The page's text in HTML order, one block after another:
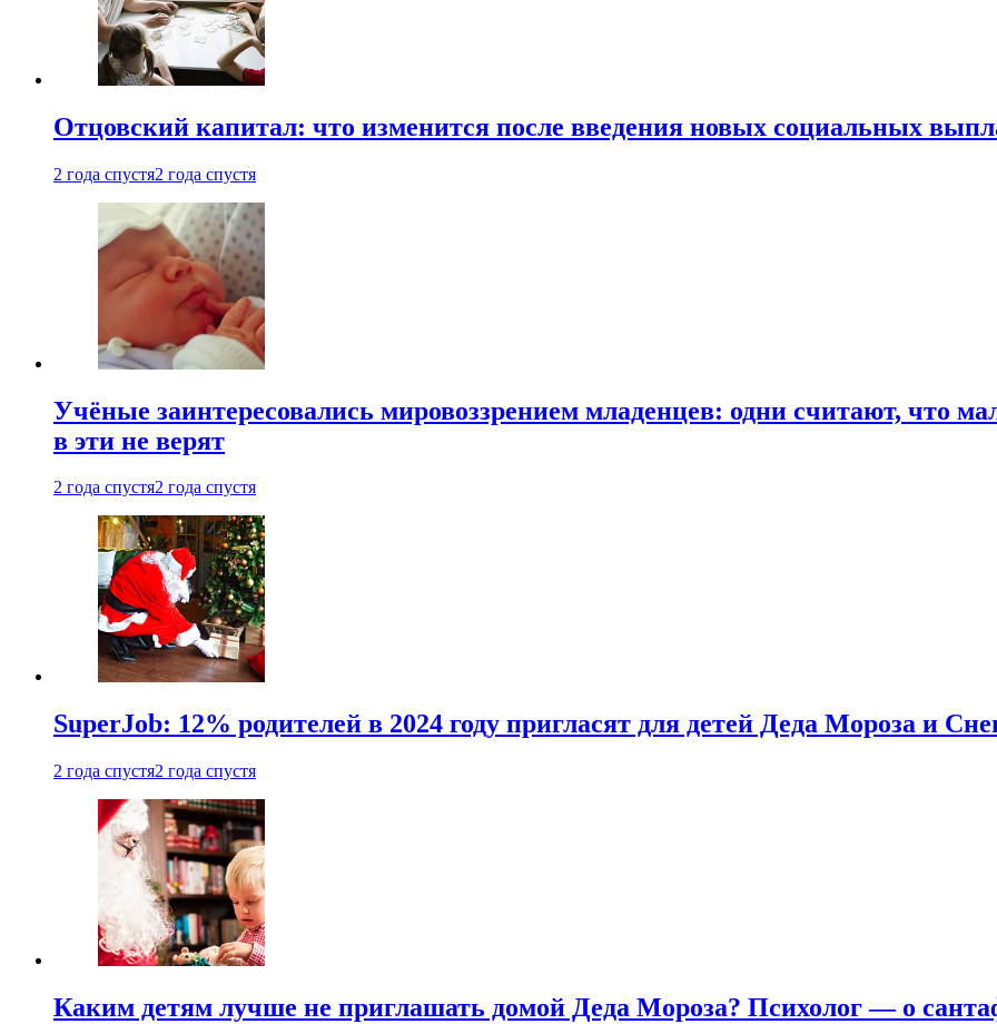
Отцовский капитал: что изменится после введения новых социальных
2 года спустя2 года спустя
Учёные заинтересовались мировоззрением младенцев: одни считают, что
в эти не верят
2 года спустя2 года спустя
SuperJob: 12% родителей в 2024 году пригласят для детей Деда Мороза и
2 года спустя2 года спустя
Каким детям лучше не приглашать домой Деда Мороза? Психолог — о